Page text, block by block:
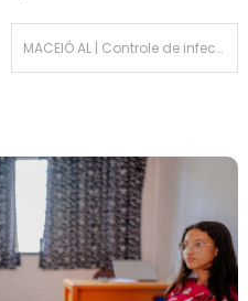
MACEIÓ AL | Controle de infecção fortalece segurança e qualidade no atendimento do Hospital da Cidade